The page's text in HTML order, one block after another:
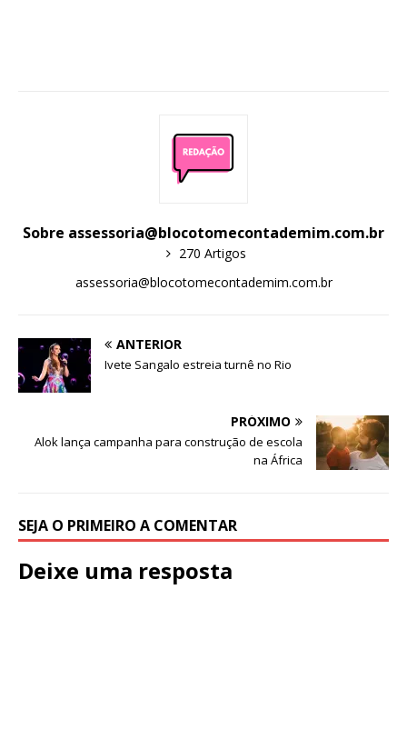
Sobre assessoria@blocotomecontademim.com.br
270 Artigos
assessoria@blocotomecontademim.com.br
ANTERIOR
Ivete Sangalo estreia turnê no Rio
PRÓXIMO
Alok lança campanha para construção de escola
na África
SEJA O PRIMEIRO A COMENTAR
Deixe uma resposta